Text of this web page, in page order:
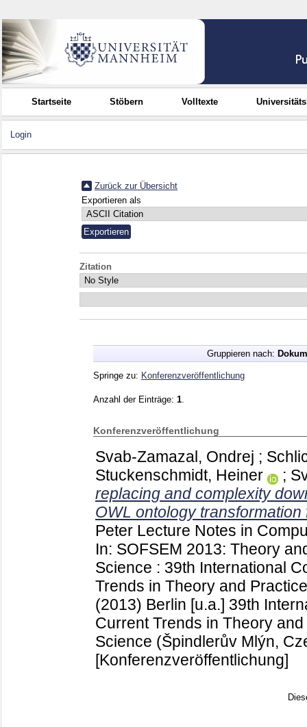
Startseite Stöbern Volltexte
Login
Zurück zur Übersicht
Exportieren als
Zitation
Gruppieren nach:
Springe zu: Konferenzveröffentlichung
Anzahl der Einträge: 1
Konferenzveröffentlichung
Svab-Zamazal, Ondrej ;
Stuckenschmidt, Heiner
;
replacing and complexity
OWL ontology transformation
Peter Lecture Notes in
In: SOFSEM 2013: Theory
Science : 39th International
Trends in Theory and
(2013) Berlin [u.a.] 39th
Current Trends in Theory
Science (Špindlerův Mlýn,
[Konferenzveröffentlichung]